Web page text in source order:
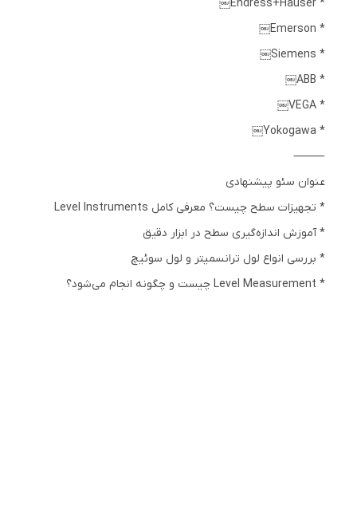
* Endress+Hauser￼
* Emerson￼
* Siemens￼
* ABB￼
* VEGA￼
* Yokogawa￼
⸻
عنوان سئو پیشنهادی
* تجهیزات سطح چیست؟ معرفی کامل Level Instruments
* آموزش اندازه‌گیری سطح در ابزار دقیق
* بررسی انواع لول ترانسمیتر و لول سوئیچ
* Level Measurement چیست و چگونه انجام می‌شود؟